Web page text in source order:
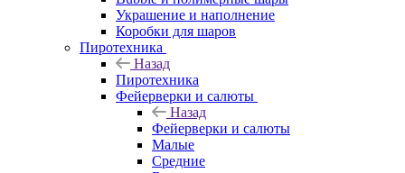
Украшение и наполнение
Коробки для шаров
Пиротехника
Назад
Пиротехника
Фейерверки и салюты
Назад
Фейерверки и салюты
Малые
Средние